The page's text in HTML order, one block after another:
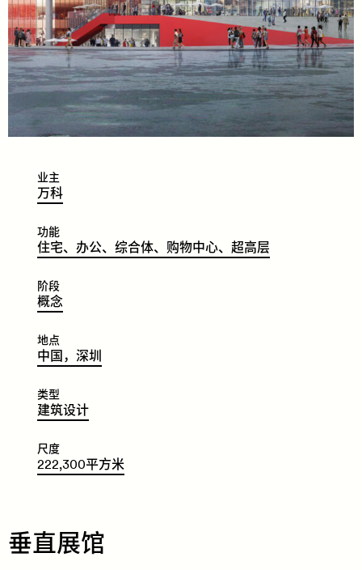
业主
​​​​万科
功能
​​​​住宅、 办公、 综合体、 购物中心、 超高层
阶段
​​​​概念
地点
​​​​中国， 深圳
类型
​​​​建筑设计
尺度
222,300平方米
垂直展馆